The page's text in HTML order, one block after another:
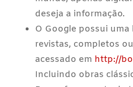
deseja a informação.
O Google possui
revistas, completos
acessado em http://
Incluindo obras